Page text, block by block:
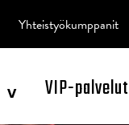
^ VIP-palvelut
Yhteistyökumppanit